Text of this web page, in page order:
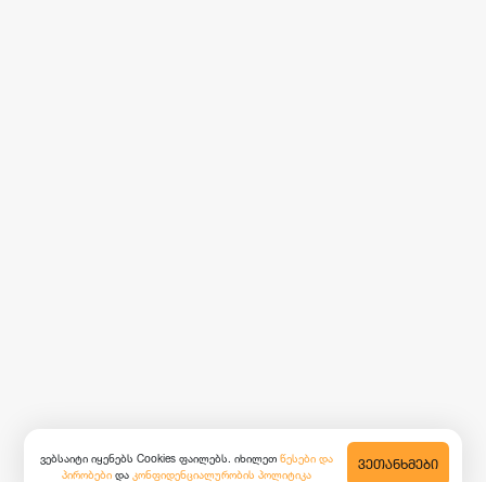
ვებსაიტი იყენებს Cookies ფაილებს. იხილეთ წესები და
პირობები და კონფიდენციალურობის პოლიტიკა
ᲕᲔᲗᲐᲜᲮᲛᲔᲑᲘ